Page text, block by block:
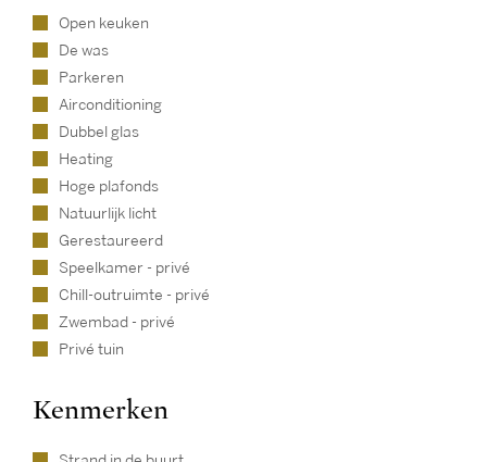
Open keuken
De was
Parkeren
Airconditioning
Dubbel glas
Heating
Hoge plafonds
Natuurlijk licht
Gerestaureerd
Speelkamer - privé
Chill-outruimte - privé
Zwembad - privé
Privé tuin
Kenmerken